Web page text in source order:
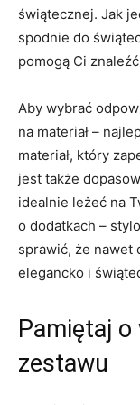
świątecznej. Jak
spodnie do
⁢pomogą Ci
Aby⁣ wybrać
na materiał –
materiał,​ który
jest także
idealnie leżeć na
o dodatkach –
sprawić, że nawet
elegancko i
Pamiętaj
zestawu